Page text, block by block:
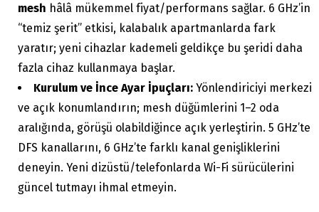
mesh hâlâ mükemmel fiyat/performans sağlar. 6 GHz’in
“temiz şerit” etkisi, kalabalık apartmanlarda fark
yaratır; yeni cihazlar kademeli geldikçe bu şeridi daha
fazla cihaz kullanmaya başlar.
Kurulum ve İnce Ayar İpuçları: Yönlendiriciyi merkezi
ve açık konumlandırın; mesh düğümlerini 1–2 oda
aralığında, görüşü olabildiğince açık yerleştirin. 5 GHz’te
DFS kanallarını, 6 GHz’te farklı kanal genişliklerini
deneyin. Yeni dizüstü/telefonlarda Wi-Fi sürücülerini
güncel tutmayı ihmal etmeyin.